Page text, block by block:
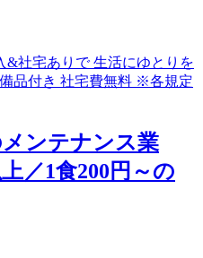
メンテナンス業
／1食200円～の